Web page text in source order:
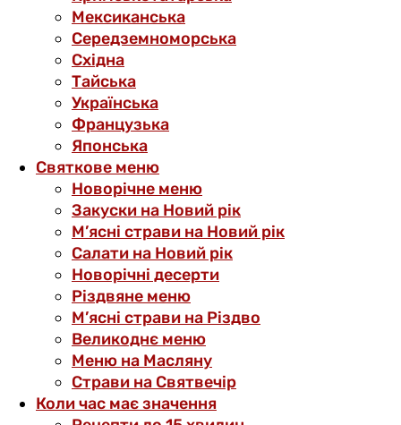
Мексиканська
Середземноморська
Східна
Тайська
Українська
Французька
Японська
Святкове меню
Новорічне меню
Закуски на Новий рік
М’ясні страви на Новий рік
Салати на Новий рік
Новорічні десерти
Різдвяне меню
М’ясні страви на Різдво
Великоднє меню
Меню на Масляну
Страви на Святвечір
Коли час має значення